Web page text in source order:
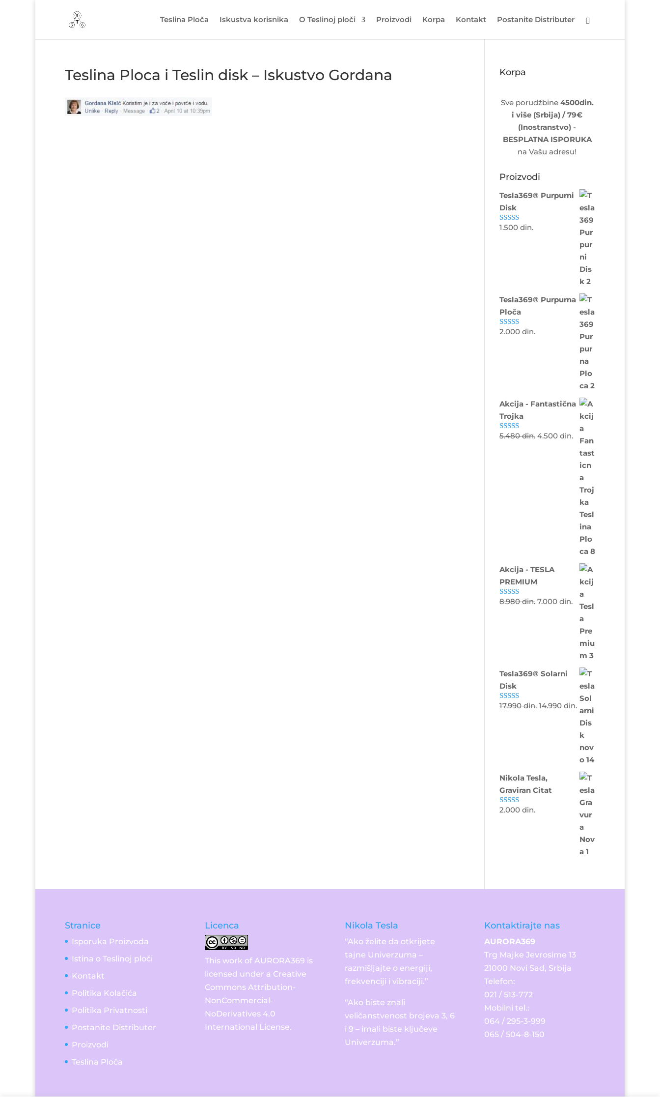
Teslina Ploča Iskustva korisnika O Teslinoj ploči Proizvodi Korpa Kontakt Postanite Distributer
Teslina Ploca i Teslin disk – Iskustvo Gordana Korpa
Sve porudžbine 4500din.
i više (Srbija) / 79€
(Inostranstvo) -
BESPLATNA ISPORUKA
na Vašu adresu!
Proizvodi
Tesla369® Purpurni
Disk
Ocenjeno sa
1.500 din.
Tesla369® Purpurna
Ploča
Ocenjeno sa
2.000 din.
Akcija - Fantastična
Trojka
Ocenjeno sa
5.480din. 4.500 din.
Akcija - TESLA
PREMIUM
Ocenjeno sa
8.980din. 7.000 din.
Tesla369® Solarni
Disk
Ocenjeno sa
17.990din. 14.990 din.
Nikola Tesla,
Graviran Citat
Ocenjeno sa
2.000 din.
Stranice
Isporuka Proizvoda
Istina o Teslinoj ploči
Kontakt
Politika Kolačića
Politika Privatnosti
Postanite Distributer
Proizvodi
Teslina Ploča
Licenca
This work of AURORA369 is
licensed under a Creative
Commons Attribution-
NonCommercial-
NoDerivatives 4.0
International License.
Nikola Tesla
“Ako želite da otkrijete
tajne Univerzuma –
razmišljajte o energiji,
frekvenciji i vibraciji.”
“Ako biste znali
veličanstvenost brojeva 3, 6
i 9 – imali biste ključeve
Univerzuma.”
Kontaktirajte nas
AURORA369
Trg Majke Jevrosime 13
21000 Novi Sad, Srbija
Telefon:​
021 / 513-772
Mobilni tel.:
064 / 295-3-999
065 / 504-8-150